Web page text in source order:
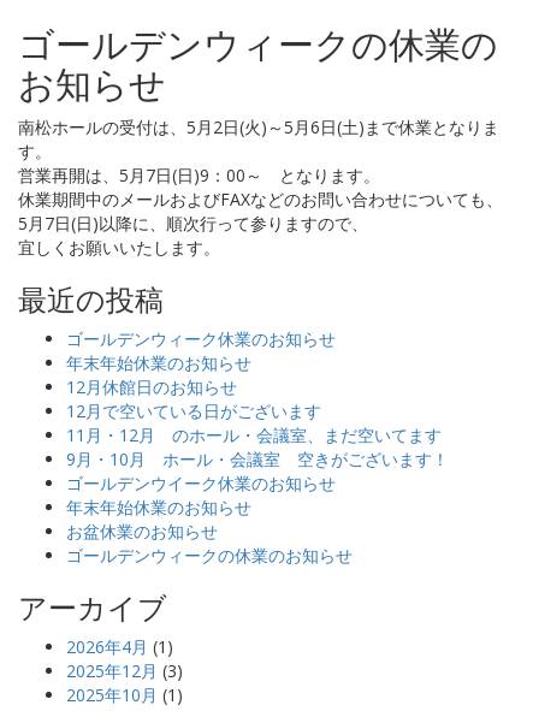
ゴールデンウィークの休業の
お知らせ
南松ホールの受付は、5月2日(火)～5月6日(土)まで休業となりま
す。
営業再開は、5月7日(日)9：00～ となります。
休業期間中のメールおよびFAXなどのお問い合わせについても、
5月7日(日)以降に、順次行って参りますので、
宜しくお願いいたします。
最近の投稿
ゴールデンウィーク休業のお知らせ
年末年始休業のお知らせ
12月休館日のお知らせ
12月で空いている日がございます
11月・12月 のホール・会議室、まだ空いてます
9月・10月 ホール・会議室 空きがございます！
ゴールデンウイーク休業のお知らせ
年末年始休業のお知らせ
お盆休業のお知らせ
ゴールデンウィークの休業のお知らせ
アーカイブ
2026年4月 (1)
2025年12月 (3)
2025年10月 (1)